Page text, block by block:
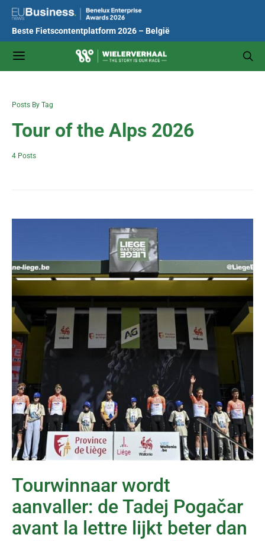
Beste Fietscontentplatform 2026 – België
Posts By Tag
Tour of the Alps 2026
4 Posts
Tourwinnaar wordt
aanvaller: de Tadej Pogačar
avant la lettre lijkt beter dan